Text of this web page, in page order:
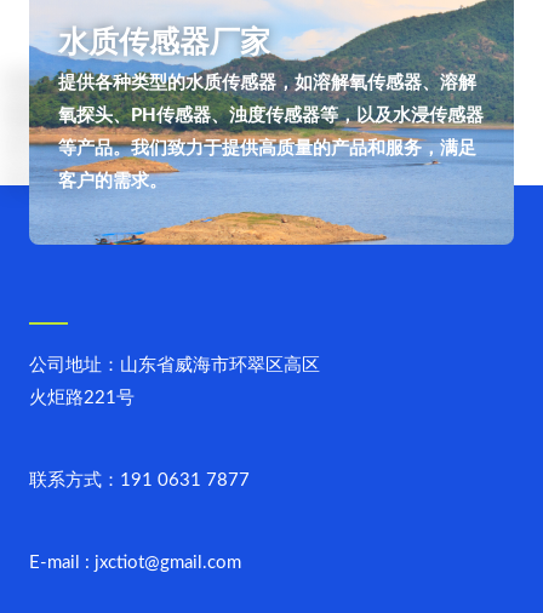
水质传感器厂家
提供各种类型的水质传感器，如溶解氧传感器、溶解
氧探头、PH传感器、浊度传感器等，以及水浸传感器
等产品。我们致力于提供高质量的产品和服务，满足
客户的需求。
公司地址：山东省威海市环翠区高区
火炬路221号
联系方式：191 0631 7877
E-mail : jxctiot@gmail.com